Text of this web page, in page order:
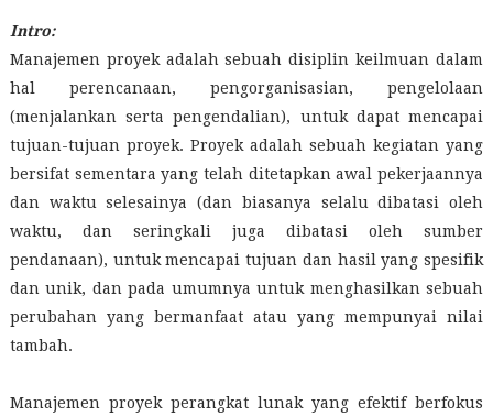
Intro:
Manajemen proyek adalah sebuah disiplin keilmuan dalam
hal perencanaan, pengorganisasian, pengelolaan
(menjalankan serta pengendalian), untuk dapat mencapai
tujuan-tujuan proyek. Proyek adalah sebuah kegiatan yang
bersifat sementara yang telah ditetapkan awal pekerjaannya
dan waktu selesainya (dan biasanya selalu dibatasi oleh
waktu, dan seringkali juga dibatasi oleh sumber
pendanaan), untuk mencapai tujuan dan hasil yang spesifik
dan unik, dan pada umumnya untuk menghasilkan sebuah
perubahan yang bermanfaat atau yang mempunyai nilai
tambah.
Manajemen proyek perangkat lunak yang efektif berfokus